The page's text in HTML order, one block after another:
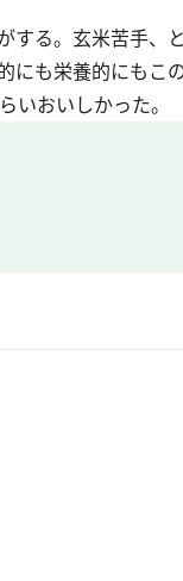
する。玄米苦手、
にも栄養的にもこ
いおいしかった。